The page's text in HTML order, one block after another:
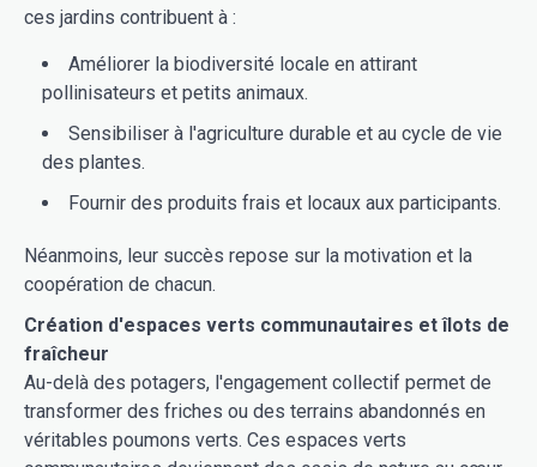
ces jardins contribuent à :
Améliorer la biodiversité locale en attirant
pollinisateurs et petits animaux.
Sensibiliser à l'agriculture durable et au cycle de vie
des plantes.
Fournir des produits frais et locaux aux participants.
Néanmoins, leur succès repose sur la motivation et la
coopération de chacun.
Création d'espaces verts communautaires et îlots de
fraîcheur
Au-delà des potagers, l'engagement collectif permet de
transformer des friches ou des terrains abandonnés en
véritables poumons verts. Ces espaces verts